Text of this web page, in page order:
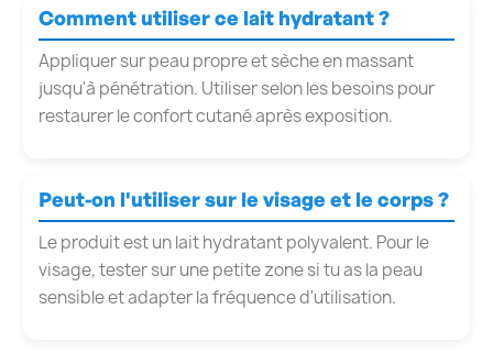
Comment utiliser ce lait hydratant ?
Appliquer sur peau propre et sèche en massant
jusqu'à pénétration. Utiliser selon les besoins pour
restaurer le confort cutané après exposition.
Peut-on l'utiliser sur le visage et le corps ?
Le produit est un lait hydratant polyvalent. Pour le
visage, tester sur une petite zone si tu as la peau
sensible et adapter la fréquence d'utilisation.